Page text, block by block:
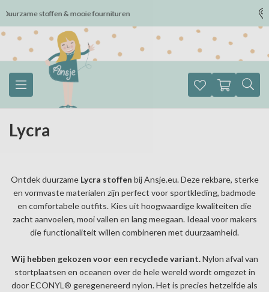
Verzenddagen: Ma-Di-Don-Vrij
Lycra
Ontdek duurzame Lycra stoffen bij Ansje.eu. Deze rekbare, sterke
en vormvaste materialen zijn perfect voor sportkleding, badmode
en comfortabele outfits. Kies uit hoogwaardige kwaliteiten die
zacht aanvoelen, mooi vallen en lang meegaan. Ideaal voor makers
die functionaliteit willen combineren met duurzaamheid.
Wij hebben gekozen voor een recyclede variant.Nylon afval van
stortplaatsen en oceanen over de hele wereld wordt omgezet in
door ECONYL® geregenereerd nylon. Het is precies hetzelfde als